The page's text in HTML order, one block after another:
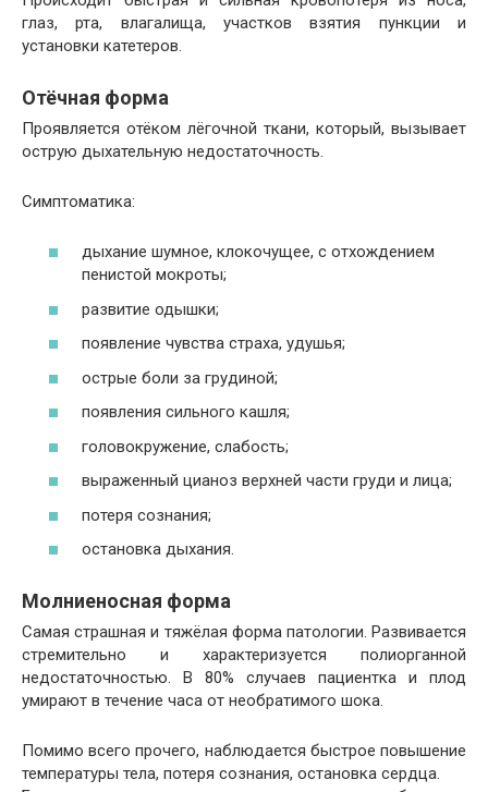
глаз, рта, влагалища, участков взятия пункции и
установки катетеров.
Отёчная форма
Проявляется отёком лёгочной ткани, который, вызывает
острую дыхательную недостаточность.
Симптоматика:
дыхание шумное, клокочущее, с отхождением
пенистой мокроты;
развитие одышки;
появление чувства страха, удушья;
острые боли за грудиной;
появления сильного кашля;
головокружение, слабость;
выраженный цианоз верхней части груди и лица;
потеря сознания;
остановка дыхания.
Молниеносная форма
Самая страшная и тяжёлая форма патологии. Развивается
стремительно и характеризуется полиорганной
недостаточностью. В 80% случаев пациентка и плод
умирают в течение часа от необратимого шока.
Помимо всего прочего, наблюдается быстрое повышение
температуры тела, потеря сознания, остановка сердца.